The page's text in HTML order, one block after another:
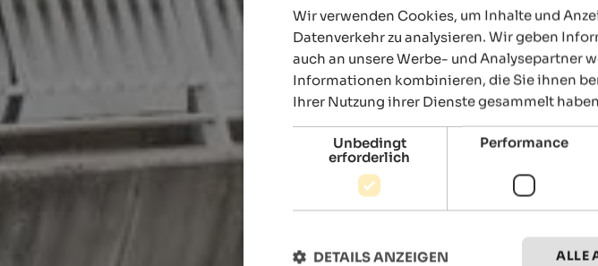
Wir verwenden Cookies, um Inhalte und
Datenverkehr zu analysieren. Wir geben
auch an unsere Werbe- und Analysepartner
Informationen kombinieren, die Sie ihnen
Ihrer Nutzung ihrer Dienste gesammelt
Unbedingt
erforderlich
Performance
ALLE
DETAILS ANZEIGEN